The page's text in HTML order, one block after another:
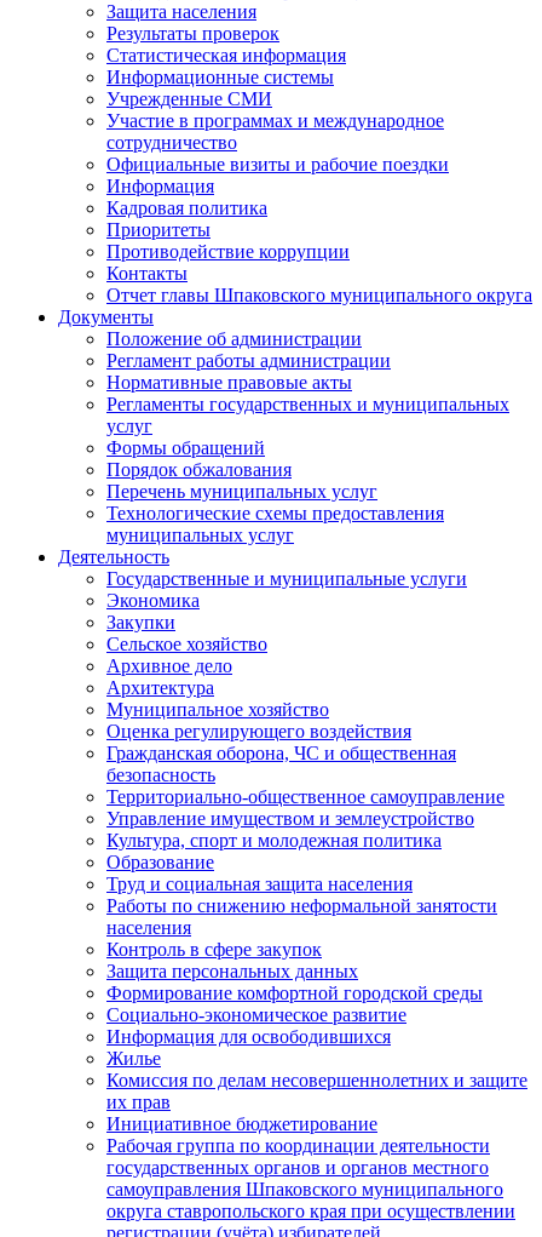
Защита населения
Результаты проверок
Статистическая информация
Информационные системы
Учрежденные СМИ
Участие в программах и международное
сотрудничество
Официальные визиты и рабочие поездки
Информация
Кадровая политика
Приоритеты
Противодействие коррупции
Контакты
Отчет главы Шпаковского муниципального округа
Документы
Положение об администрации
Регламент работы администрации
Нормативные правовые акты
Регламенты государственных и муниципальных
услуг
Формы обращений
Порядок обжалования
Перечень муниципальных услуг
Технологические схемы предоставления
муниципальных услуг
Деятельность
Государственные и муниципальные услуги
Экономика
Закупки
Сельское хозяйство
Архивное дело
Архитектура
Муниципальное хозяйство
Оценка регулирующего воздействия
Гражданская оборона, ЧС и общественная
безопасность
Территориально-общественное самоуправление
Управление имуществом и землеустройство
Культура, спорт и молодежная политика
Образование
Труд и социальная защита населения
Работы по снижению неформальной занятости
населения
Контроль в сфере закупок
Защита персональных данных
Формирование комфортной городской среды
Социально-экономическое развитие
Информация для освободившихся
Жилье
Комиссия по делам несовершеннолетних и защите
их прав
Инициативное бюджетирование
Рабочая группа по координации деятельности
государственных органов и органов местного
самоуправления Шпаковского муниципального
округа ставропольского края при осуществлении